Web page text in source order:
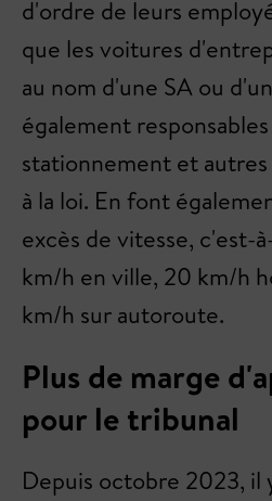
d'ordre de leurs
que les voitures
au nom d'une SA ou
également
stationnement et
à la loi. En font
excès de vitesse, c'est-
km/h en ville, 20 km/h
km/h sur autoroute.
Plus de marge
pour le tribunal
Depuis octobre 2023, il